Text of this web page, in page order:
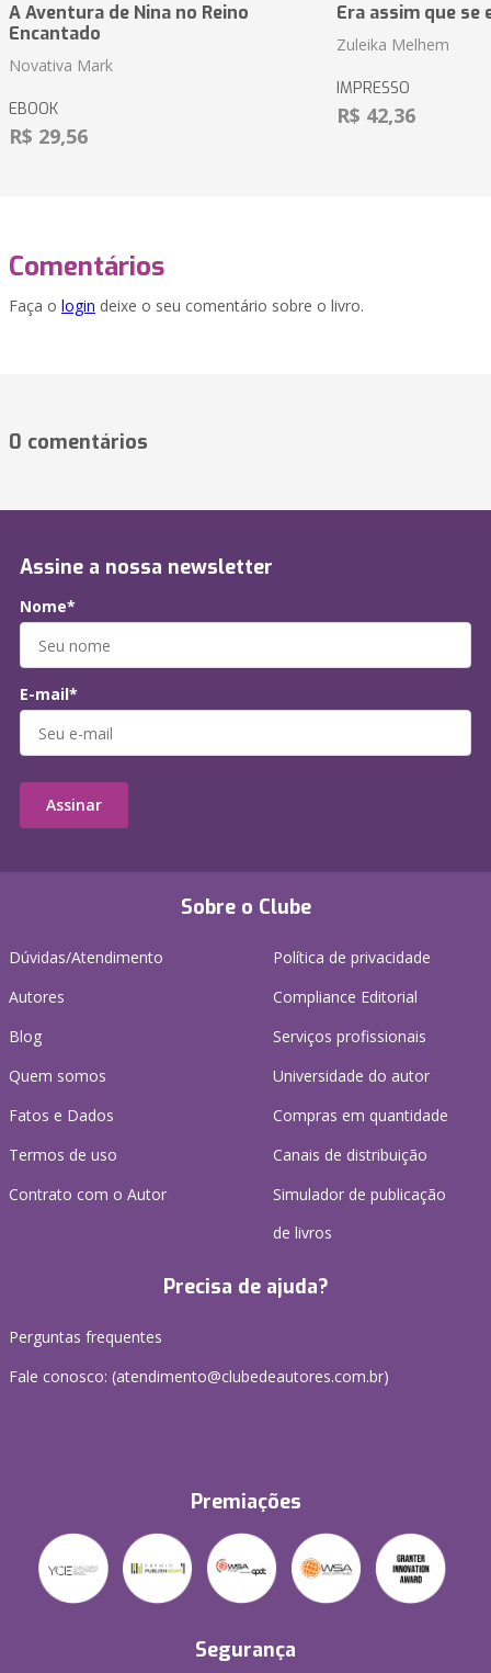
A Aventura de Nina no Reino
Encantado
Novativa Mark
EBOOK
R$ 29,56
Era assim que se
Zuleika Melhem
IMPRESSO
R$ 42,36
Comentários
Faça o login deixe o seu comentário sobre o livro.
0 comentários
Sobre o Clube
Dúvidas/Atendimento
Autores
Blog
Quem somos
Fatos e Dados
Termos de uso
Contrato com o Autor
Política de privacidade
Compliance Editorial
Serviços profissionais
Universidade do autor
Compras em quantidade
Canais de distribuição
Simulador de publicação
de livros
Precisa de ajuda?
Perguntas frequentes
Fale conosco: (atendimento@clubedeautores.com.br)
Premiações
Segurança
Assine a nossa newsletter
Nome*
E-mail*
Assinar